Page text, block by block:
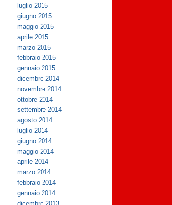
luglio 2015
giugno 2015
maggio 2015
aprile 2015
marzo 2015
febbraio 2015
gennaio 2015
dicembre 2014
novembre 2014
ottobre 2014
settembre 2014
agosto 2014
luglio 2014
giugno 2014
maggio 2014
aprile 2014
marzo 2014
febbraio 2014
gennaio 2014
dicembre 2013